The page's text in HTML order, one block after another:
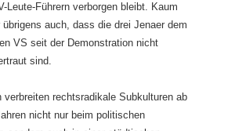
Leute-Führern verborgen bleibt. Kaum
auch, dass die drei Jenaer dem
VS seit der Demonstration nicht
sind.
verbreiten rechtsradikale Subkulturen ab
nicht nur beim politischen